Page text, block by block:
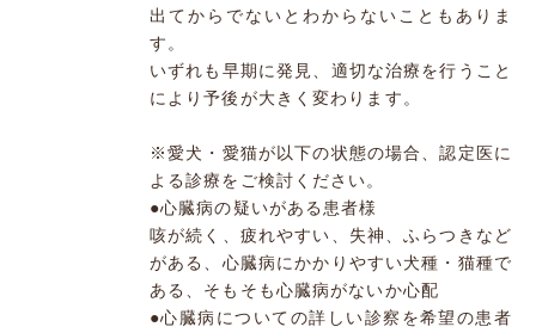
出てからでないとわからないこともありま
す。
いずれも早期に発見、適切な治療を行うこと
により予後が大きく変わります。
※愛犬・愛猫が以下の状態の場合、認定医に
よる診療をご検討ください。
●心臓病の疑いがある患者様
咳が続く、疲れやすい、失神、ふらつきなど
がある、心臓病にかかりやすい犬種・猫種で
ある、そもそも心臓病がないか心配
●心臓病についての詳しい診察を希望の患者